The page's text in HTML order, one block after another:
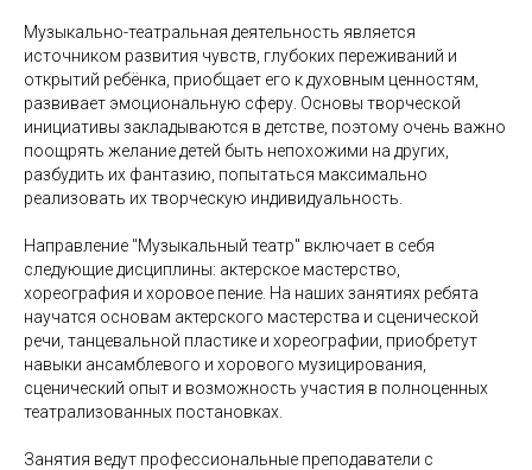
Музыкально-театральная деятельность является
источником развития чувств, глубоких переживаний и
открытий ребёнка, приобщает его к духовным ценностям,
развивает эмоциональную сферу. Основы творческой
инициативы закладываются в детстве, поэтому очень важно
поощрять желание детей быть непохожими на других,
разбудить их фантазию, попытаться максимально
реализовать их творческую индивидуальность.
Направление "Музыкальный театр" включает в себя
следующие дисциплины: актерское мастерство,
хореография и хоровое пение. На наших занятиях ребята
научатся основам актерского мастерства и сценической
речи, танцевальной пластике и хореографии, приобретут
навыки ансамблевого и хорового музицирования,
сценический опыт и возможность участия в полноценных
театрализованных постановках.
Занятия ведут профессиональные преподаватели с